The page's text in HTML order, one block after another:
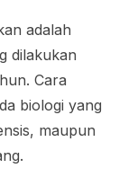
adalah
dilakukan
Cara
biologi yang
maupun